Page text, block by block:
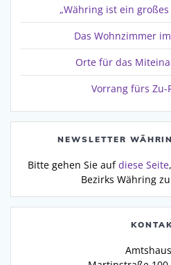
„Währing ist ein
Das Wohnzimmer
Orte für das
Vorrang fürs Zu-
NEWSLETTER
Bitte gehen Sie aufdiese Seite
Bezirks Währing